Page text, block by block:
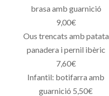
brasa amb guarnició
9,00€
Ous trencats amb patata
panadera i pernil ibèric
7,60€
Infantil: botifarra amb
guarnició 5,50€